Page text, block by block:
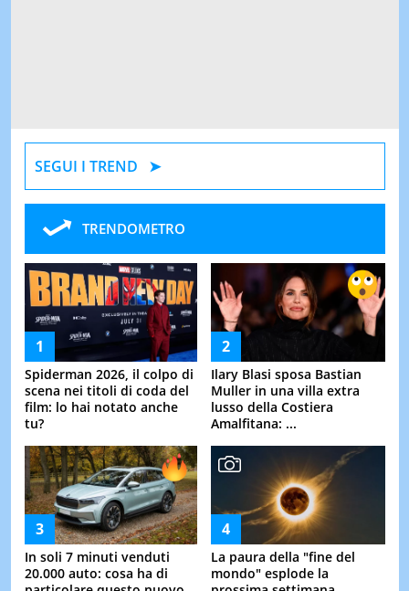
SEGUI I TREND
TRENDOMETRO
Spiderman 2026, il colpo di
scena nei titoli di coda del
film: lo hai notato anche
tu?
Ilary Blasi sposa Bastian
Muller in una villa extra
lusso della Costiera
Amalfitana: ...
In soli 7 minuti venduti
20.000 auto: cosa ha di
La paura della "fine del
mondo" esplode la